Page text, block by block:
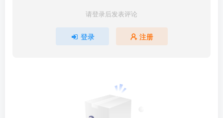
请登录后发表评论
登录 注册